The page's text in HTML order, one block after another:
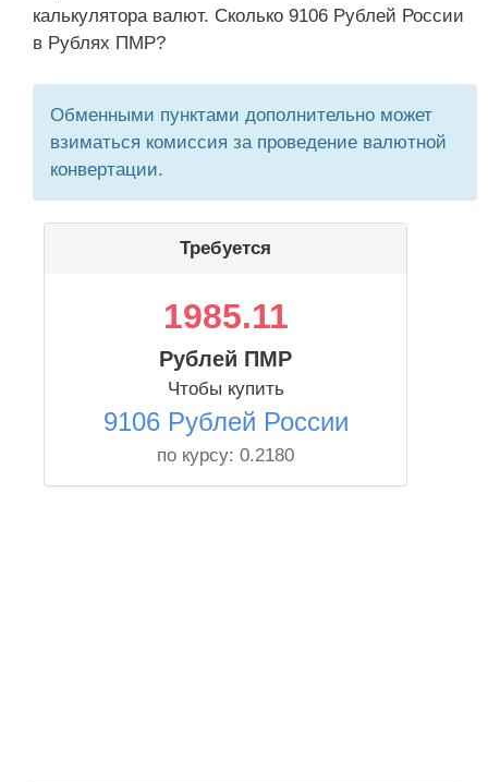
калькулятора валют. Сколько 9106 Рублей России
в Рублях ПМР?
Обменными пунктами дополнительно может
взиматься комиссия за проведение валютной
конвертации.
Требуется
1985.11
Рублей ПМР
Чтобы купить
9106 Рублей России
по курсу: 0.2180